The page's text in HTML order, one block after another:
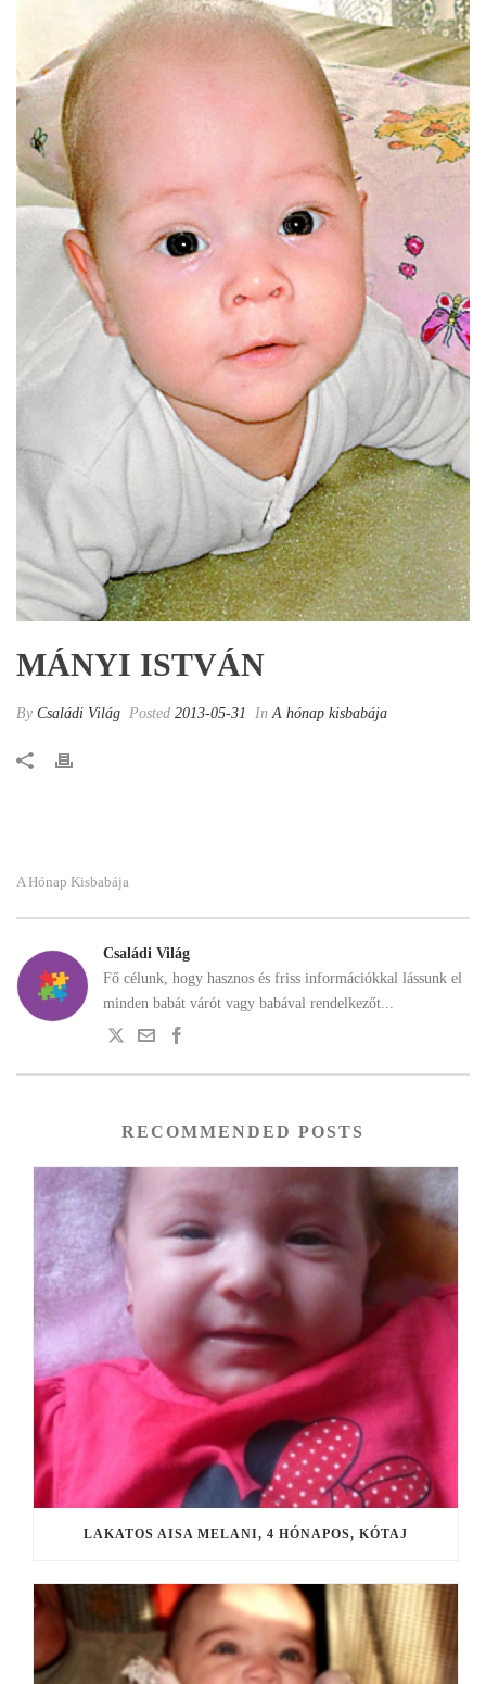
MÁNYI ISTVÁN
By Családi Világ Posted 2013-05-31 In A hónap kisbabája
A Hónap Kisbabája
Családi Világ
Fő célunk, hogy hasznos és friss információkkal lássunk el
minden babát várót vagy babával rendelkezőt...
RECOMMENDED POSTS
LAKATOS AISA MELANI, 4 HÓNAPOS, KÓTAJ